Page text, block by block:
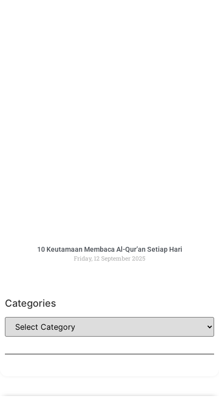
10 Keutamaan Membaca Al-Qur’an Setiap Hari
Friday, 12 September 2025
Categories